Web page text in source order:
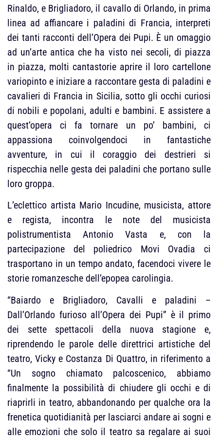
Rinaldo, e Brigliadoro, il cavallo di Orlando, in prima
linea ad affiancare i paladini di Francia, interpreti
dei tanti racconti dell’Opera dei Pupi. È un omaggio
ad un’arte antica che ha visto nei secoli, di piazza
in piazza, molti cantastorie aprire il loro cartellone
variopinto e iniziare a raccontare gesta di paladini e
cavalieri di Francia in Sicilia, sotto gli occhi curiosi
di nobili e popolani, adulti e bambini. E assistere a
quest’opera ci fa tornare un po’ bambini, ci
appassiona coinvolgendoci in fantastiche
avventure, in cui il coraggio dei destrieri si
rispecchia nelle gesta dei paladini che portano sulle
loro groppa.
L’eclettico artista Mario Incudine, musicista, attore
e regista, incontra le note del musicista
polistrumentista Antonio Vasta e, con la
partecipazione del poliedrico Movi Ovadia ci
trasportano in un tempo andato, facendoci vivere le
storie romanzesche dell’epopea carolingia.
“Baiardo e Brigliadoro, Cavalli e paladini –
Dall’Orlando furioso all’Opera dei Pupi” è il primo
dei sette spettacoli della nuova stagione e,
riprendendo le parole delle direttrici artistiche del
teatro, Vicky e Costanza Di Quattro, in riferimento a
“Un sogno chiamato palcoscenico, abbiamo
finalmente la possibilità di chiudere gli occhi e di
riaprirli in teatro, abbandonando per qualche ora la
frenetica quotidianità per lasciarci andare ai sogni e
alle emozioni che solo il teatro sa regalare ai suoi